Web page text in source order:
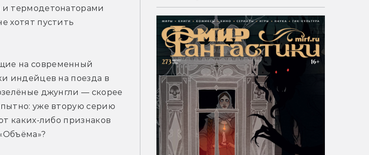
термодетонаторами
хотят пустить
на современный
индейцев на поезда в
джунгли — скорее
уже вторую серию
каких-либо признаков